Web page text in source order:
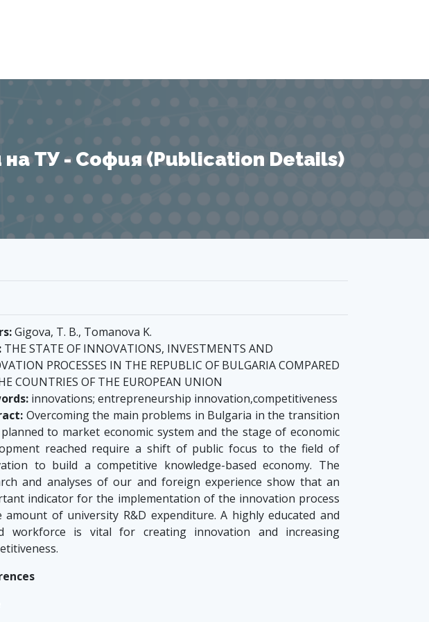
ТУ - София (Publication Details)
Gigova, T. B., Tomanova K.
THE STATE OF INNOVATIONS, INVESTMENTS AND
PROCESSES IN THE REPUBLIC OF BULGARIA COMPARED
COUNTRIES OF THE EUROPEAN UNION
innovations; entrepreneurship innovation,competitiveness
Overcoming the main problems in Bulgaria in the transition
to market economic system and the stage of economic
reached require a shift of public focus to the field of
to build a competitive knowledge-based economy. The
and analyses of our and foreign experience show that an
indicator for the implementation of the innovation process
amount of university R&D expenditure. A highly educated and
workforce is vital for creating innovation and increasing